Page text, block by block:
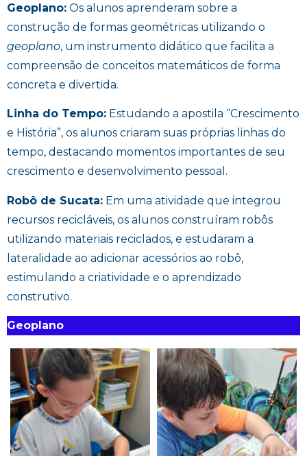
Geoplano: Os alunos aprenderam sobre a
construção de formas geométricas utilizando o
geoplano, um instrumento didático que facilita a
compreensão de conceitos matemáticos de forma
concreta e divertida.
Linha do Tempo: Estudando a apostila “Crescimento
e História”, os alunos criaram suas próprias linhas do
tempo, destacando momentos importantes de seu
crescimento e desenvolvimento pessoal.
Robô de Sucata: Em uma atividade que integrou
recursos recicláveis, os alunos construíram robôs
utilizando materiais reciclados, e estudaram a
lateralidade ao adicionar acessórios ao robô,
estimulando a criatividade e o aprendizado
construtivo.
Geoplano